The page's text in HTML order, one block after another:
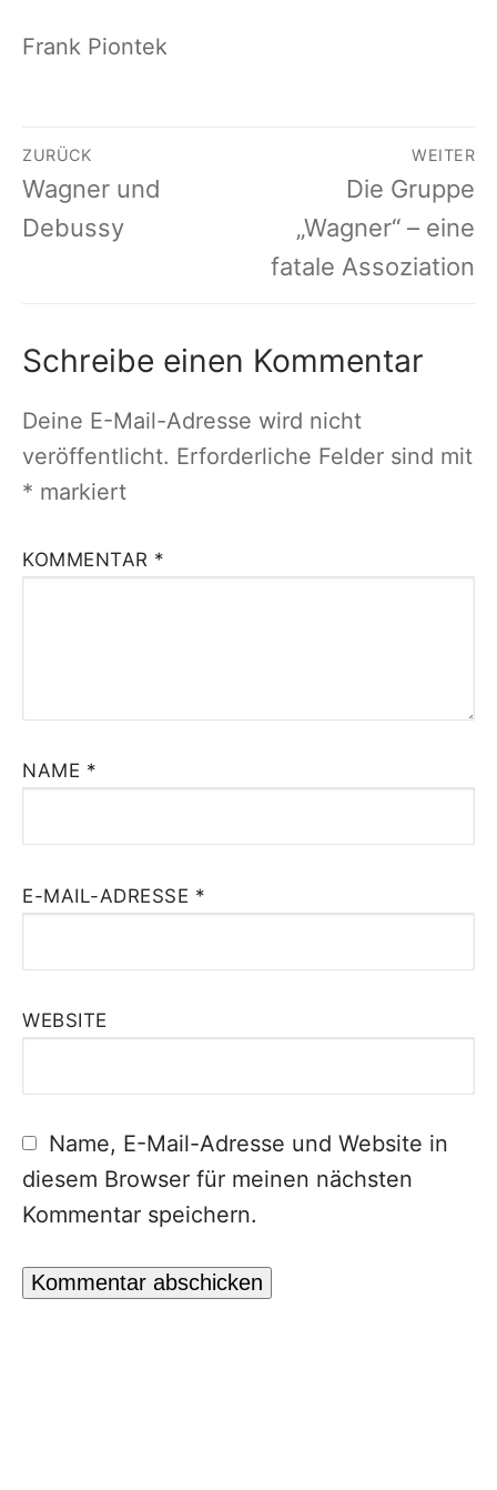
Frank Piontek
Beitragsnavigation
ZURÜCK
Vorheriger
Beitrag:
Wagner und
Debussy
WEITER
Nächster
Beitrag:
Die Gruppe
„Wagner“ – eine
fatale Assoziation
Schreibe einen Kommentar
Deine E-Mail-Adresse wird nicht
veröffentlicht. Erforderliche Felder sind mit
* markiert
KOMMENTAR *
NAME *
E-MAIL-ADRESSE *
WEBSITE
Name, E-Mail-Adresse und Website in
diesem Browser für meinen nächsten
Kommentar speichern.